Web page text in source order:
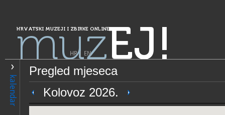
HRVATSKI MUZEJI I ZBIRKE ONLINE
muzEJ!
HR| EN
kalendar
Pregled mjeseca
Kolovoz 2026.
PRETRAŽIVANJE
Grad Zagreb
Hrvatski povijesni muzej